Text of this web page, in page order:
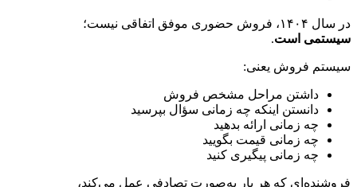
در سال ۱۴۰۴، فروش حضوری موفق اتفاقی نیست؛
سیستمی است.
سیستم فروش یعنی:
داشتن مراحل مشخص فروش
دانستن اینکه چه زمانی سؤال بپرسید
چه زمانی ارائه بدهید
چه زمانی قیمت بگویید
چه زمانی پیگیری کنید
فروشنده‌ای که هر بار به‌صورت تصادفی عمل می‌کند،